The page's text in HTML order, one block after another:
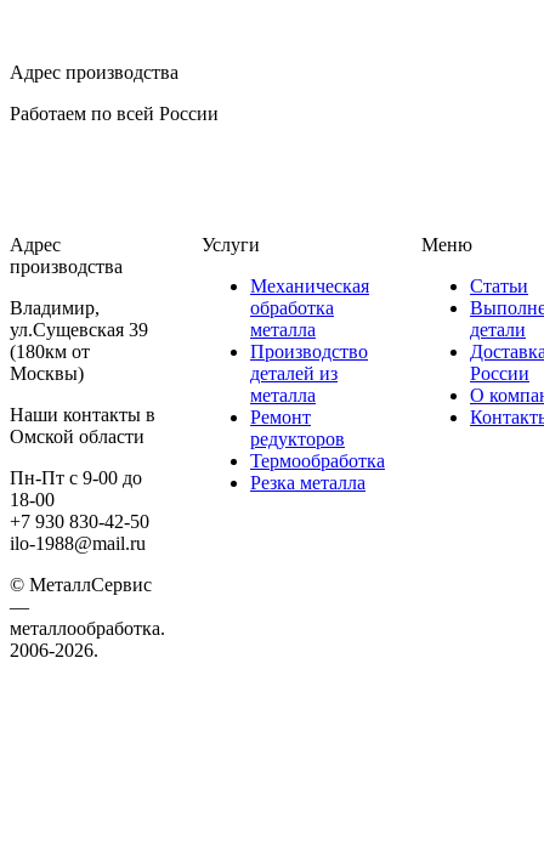
Адрес производства
Работаем по всей России
Адрес
производства
Владимир,
ул.Сущевская 39
(180км от
Москвы)
Наши контакты в
Омской области
Пн-Пт с 9-00 до
18-00
+7 930 830-42-50
ilo-1988@mail.ru
© МеталлСервис
—
металлообработка.
2006-2026.
Услуги
Механическая
обработка
металла
Производство
деталей из
металла
Ремонт
редукторов
Термообработка
Резка металла
Меню
Статьи
детали
России
О